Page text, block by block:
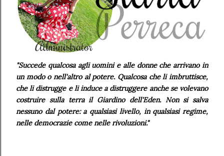
"Succede qualcosa agli uomini e alle donne che arrivano in
un modo o nell'altro al potere. Qualcosa che li imbruttisce,
che li distrugge e li induce a distruggere anche se volevano
costruire sulla terra il Giardino dell'Eden. Non si salva
nessuno dal potere: a qualsiasi livello, in qualsiasi regime,
nelle democrazie come nelle rivoluzioni."